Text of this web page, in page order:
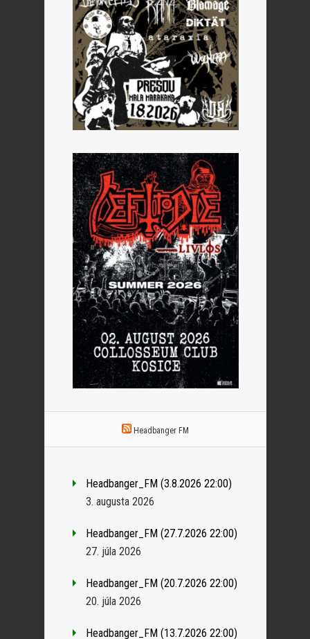
Headbanger FM
Headbanger_FM (3.8.2026 22:00)
3. augusta 2026
Headbanger_FM (27.7.2026 22:00)
27. júla 2026
Headbanger_FM (20.7.2026 22:00)
20. júla 2026
Headbanger_FM (13.7.2026 22:00)